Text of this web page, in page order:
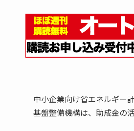
中小企業向け省エネルギー
基盤整備機構は、助成金の